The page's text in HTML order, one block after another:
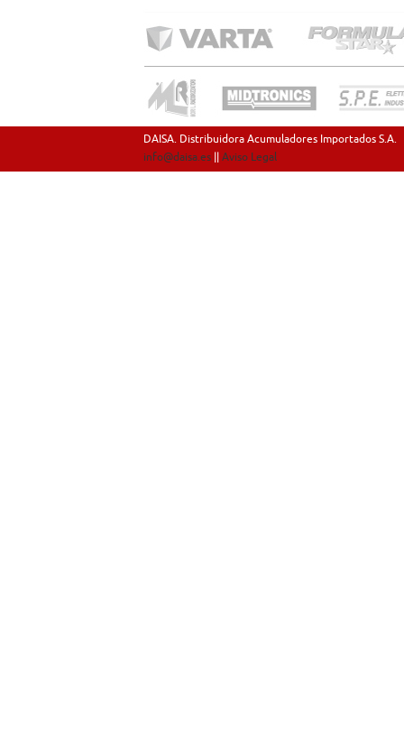
DAISA. Distribuidora Acumuladores Importados S.A.
info@daisa.es|| Aviso Legal